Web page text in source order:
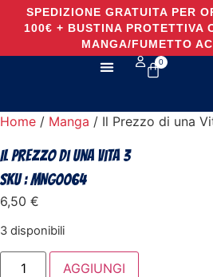
SPEDIZIONE GRATUITA PER
100€ + BUSTINA PROTETTIVA
MANGA/FUMETTO
0
Home / Manga / Il Prezzo di una
Il Prezzo di una Vita 3
SKU : MNG0064
6,50 €
3 disponibili
AGGIUNGI